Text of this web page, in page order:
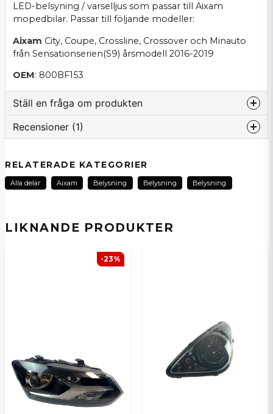
LIKNANDE PRODUKTER
-23%
LED-belsyning / varselljus som passar till Aixam
mopedbilar. Passar till följande modeller:
Aixam City, Coupe, Crossline, Crossover och Minauto
från Sensationserien(S9) årsmodell 2016-2019
OEM: 800BF153
Ställ en fråga om produkten
question
Fråga oss om denna produkt...
Recensioner (1)
Kurt Terje
RELATERADE KATEGORIER
Alla delar Aixam Belysning Belysning Belysning